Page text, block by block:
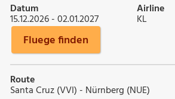
Datum
15.12.2026 - 02.01.2027
Airline
KL
Fluege finden
Route
Santa Cruz (VVI) - Nürnberg (NUE)